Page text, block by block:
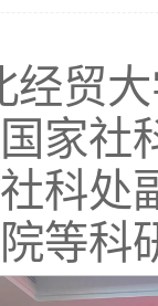
经贸
家社
科处
等科